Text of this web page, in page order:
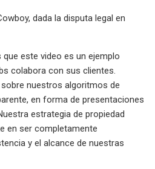
dada la disputa legal en
este video es un ejemplo
colabora con sus clientes.
nuestros algoritmos de
en forma de presentaciones
estrategia de propiedad
en ser completamente
y el alcance de nuestras